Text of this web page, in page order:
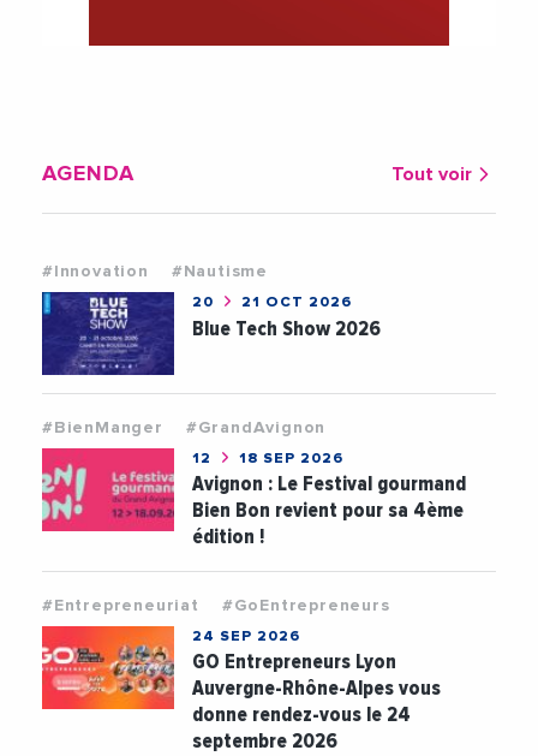
AGENDA Tout voir
#Innovation #Nautisme
20 21 OCT 2026
Blue Tech Show 2026
#BienManger #GrandAvignon
12 18 SEP 2026
Avignon : Le Festival gourmand
Bien Bon revient pour sa 4ème
édition !
#Entrepreneuriat #GoEntrepreneurs
24 SEP 2026
GO Entrepreneurs Lyon
Auvergne-Rhône-Alpes vous
donne rendez-vous le 24
septembre 2026